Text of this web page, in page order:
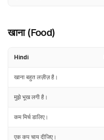
खाना (Food)
Hindi
खाना बहुत लज़ीज़ है।
मुझे भूख लगी है।
कम मिर्च डालिए।
एक कप चाय दीजिए।